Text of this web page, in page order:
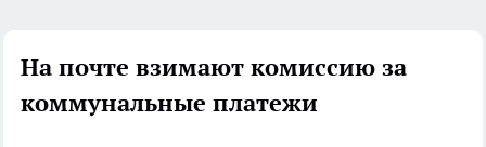
На почте взимают комиссию за
коммунальные платежи